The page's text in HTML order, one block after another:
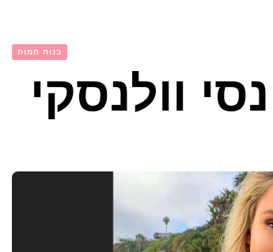
בנות חמות
וולנסקי